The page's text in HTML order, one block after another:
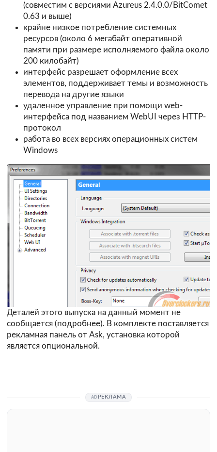
(совместим с версиями Azureus 2.4.0.0/BitComet
0.63 и выше)
крайне низкое потребление системных
ресурсов (около 6 мегабайт оперативной
памяти при размере исполняемого файла около
200 килобайт)
интерфейс разрешает оформление всех
элементов, поддерживает темы и возможность
перевода на другие языки
удаленное управление при помощи web-
интерфейса под названием WebUI через HTTP-
протокол
работа во всех версиях операционных систем
Windows
Деталей этого выпуска на данный момент не
сообщается (подробнее). В комплекте поставляется
рекламная панель от Ask, установка которой
является опциональной.
РЕКЛАМА